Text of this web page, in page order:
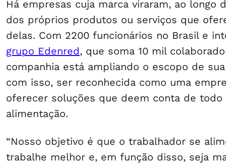
Há empresas cuja marca viraram, ao longo
dos próprios produtos ou serviços que
delas. Com 2200 funcionários no Brasil e
grupo Edenred, que soma 10 mil
companhia está ampliando o escopo de
com isso, ser reconhecida como uma
oferecer soluções que deem conta de
alimentação.
“Nosso objetivo é que o trabalhador se
trabalhe melhor e, em função disso, seja